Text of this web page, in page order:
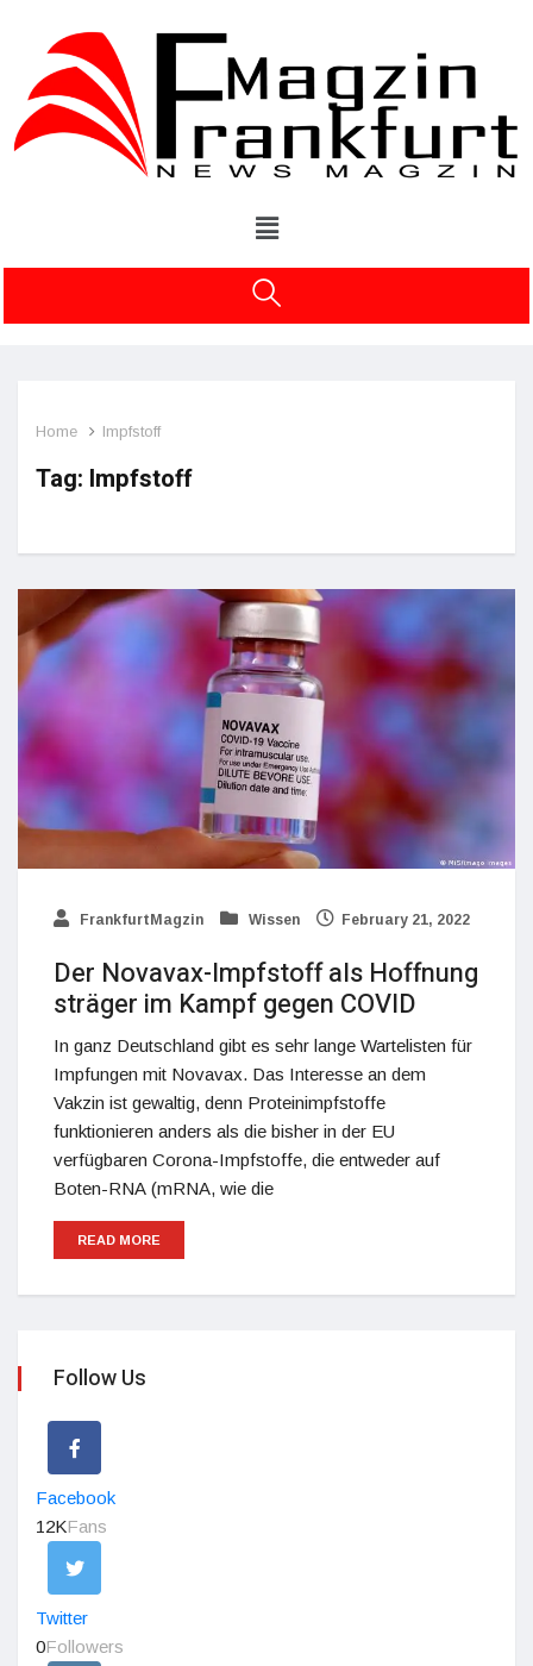
Home Impfstoff
Tag: Impfstoff
FrankfurtMagzin Wissen February 21, 2022
Der Novavax-Impfstoff als Hoffnung
sträger im Kampf gegen COVID
In ganz Deutschland gibt es sehr lange Wartelisten für
Impfungen mit Novavax. Das Interesse an dem
Vakzin ist gewaltig, denn Proteinimpfstoffe
funktionieren anders als die bisher in der EU
verfügbaren Corona-Impfstoffe, die entweder auf
Boten-RNA (mRNA, wie die
READ MORE
Follow Us
Facebook
12KFans
Twitter
0Followers